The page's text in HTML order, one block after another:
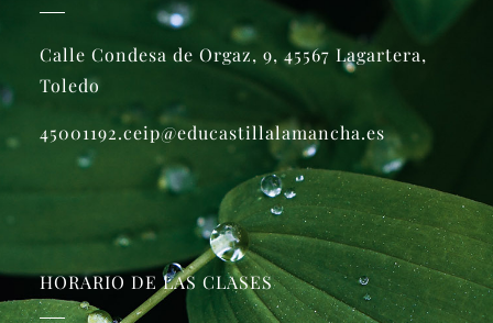
Calle Condesa de Orgaz, 9, 45567 Lagartera,
Toledo
45001192.ceip@educastillalamancha.es
HORARIO DE LAS CLASES